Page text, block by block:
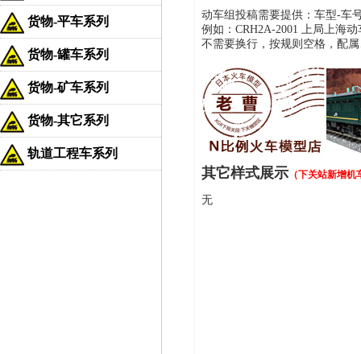
货物-平车系列
货物-罐车系列
货物-矿车系列
货物-其它系列
轨道工程车系列
动车组投稿需要提供：车型-车
例如：CRH2A-2001 上局上海
不需要换行，按规则空格，配
其它样式展示 （下关站新增
无